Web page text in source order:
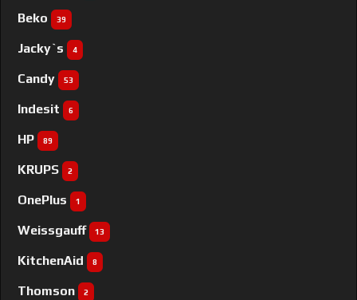
Beko 39
Jacky`s 4
Candy 53
Indesit 6
HP 89
KRUPS 2
OnePlus 1
Weissgauff 13
KitchenAid 8
Thomson 2